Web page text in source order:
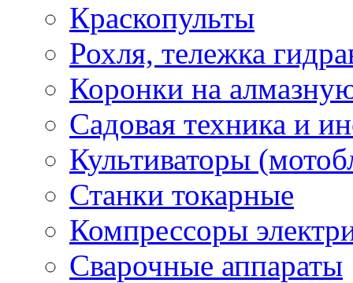
Краскопульты
Рохля, тележка
Коронки на
Садовая техника и
Культиваторы
Станки токарные
Компрессоры
Сварочные аппараты